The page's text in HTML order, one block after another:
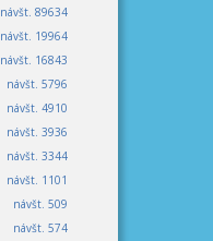
návšt. 89634
návšt. 19964
návšt. 16843
návšt. 5796
návšt. 4910
návšt. 3936
návšt. 3344
návšt. 1101
návšt. 509
návšt. 574